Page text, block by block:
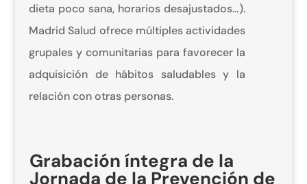
dieta poco sana, horarios desajustados…).
Madrid Salud ofrece múltiples actividades
grupales y comunitarias para favorecer la
adquisición de hábitos saludables y la
relación con otras personas.
Grabación íntegra de la
Jornada de la Prevención de